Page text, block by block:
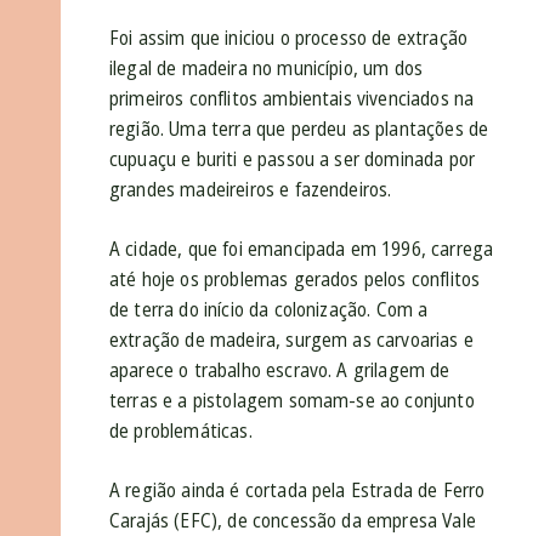
Foi assim que iniciou o processo de extração
ilegal de madeira no município, um dos
primeiros conflitos ambientais vivenciados na
região. Uma terra que perdeu as plantações de
cupuaçu e buriti e passou a ser dominada por
grandes madeireiros e fazendeiros.
A cidade, que foi emancipada em 1996, carrega
até hoje os problemas gerados pelos conflitos
de terra do início da colonização. Com a
extração de madeira, surgem as carvoarias e
aparece o trabalho escravo. A grilagem de
terras e a pistolagem somam-se ao conjunto
de problemáticas.
A região ainda é cortada pela Estrada de Ferro
Carajás (EFC), de concessão da empresa Vale